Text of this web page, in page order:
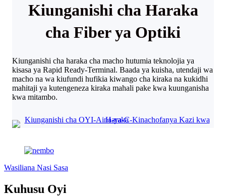
Kiunganishi cha Haraka
cha Fiber ya Optiki
Kiunganishi cha haraka cha macho hutumia teknolojia ya
kisasa ya Rapid Ready-Terminal. Baada ya kuisha, utendaji wa
macho na wa kiufundi hufikia kiwango cha kiraka na kukidhi
mahitaji ya kutengeneza kiraka mahali pake kwa kuunganisha
kwa mitambo.
Wasiliana Nasi Sasa
Kuhusu Oyi